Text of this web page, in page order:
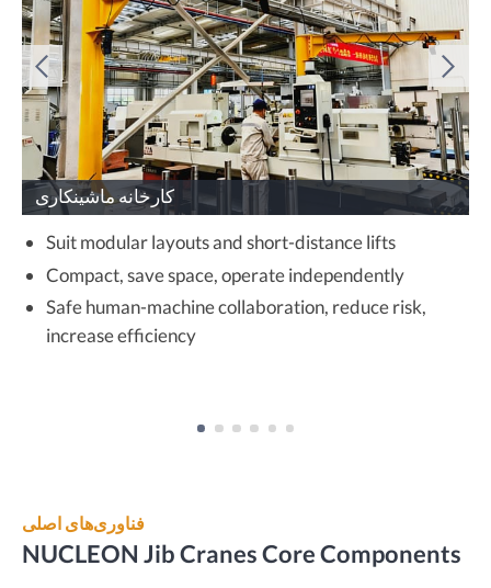
کارخانه ماشینکاری
Suit modular layouts and short-distance lifts
Compact, save space, operate independently
Safe human-machine collaboration, reduce risk,
increase efficiency
فناوری‌های اصلی
NUCLEON Jib Cranes Core Components